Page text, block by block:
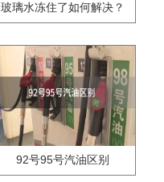
玻璃水冻住了如何解决？
92号95号汽油区别